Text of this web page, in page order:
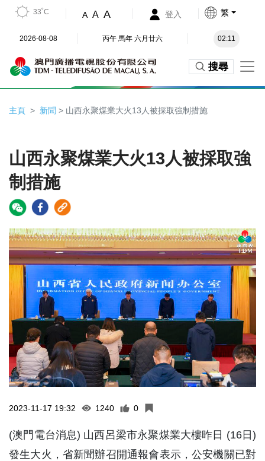
33˚C A A A 登入 繁
2026-08-08 丙午 馬年 六月廿六 02:11
搜尋
主頁 新聞 > 山西永聚煤業大火13人被採取強制措施
山西永聚煤業大火13人被採取強
制措施
2023-11-17 19:32 1240 0
(澳門電台消息) 山西呂梁市永聚煤業大樓昨日 (16日)
發生大火，省新聞辦召開通報會表示，公安機關已對